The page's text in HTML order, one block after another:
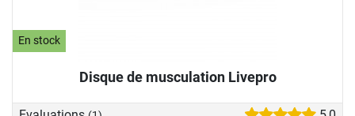
En stock
Disque de musculation Livepro